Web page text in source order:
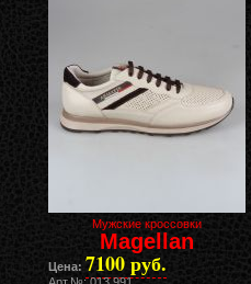
Мужские кроссовки
Magellan
Цена: 7100 руб.